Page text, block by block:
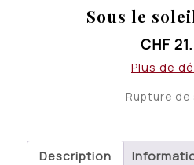
Sous le
CHF
Plus de
Rupture
Description